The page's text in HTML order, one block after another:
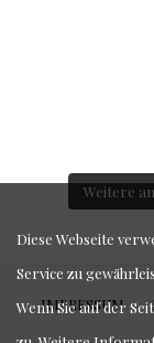
Weitere
IMPRESSUM
Diese Webseite
Service zu
Wenn Sie auf der